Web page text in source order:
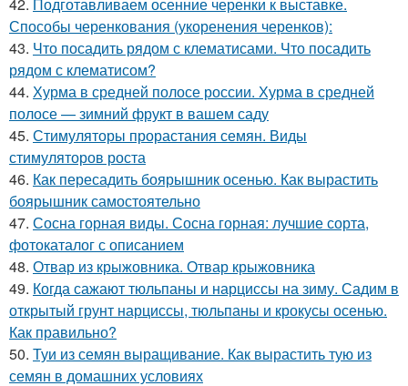
Способы черенкования (укоренения черенков):
43. Что посадить рядом с клематисами. Что посадить
рядом с клематисом?
44. Хурма в средней полосе россии. Хурма в средней
полосе — зимний фрукт в вашем саду
45. Стимуляторы прорастания семян. Виды
стимуляторов роста
46. Как пересадить боярышник осенью. Как вырастить
боярышник самостоятельно
47. Сосна горная виды. Сосна горная: лучшие сорта,
фотокаталог с описанием
48. Отвар из крыжовника. Отвар крыжовника
49. Когда сажают тюльпаны и нарциссы на зиму. Садим в
открытый грунт нарциссы, тюльпаны и крокусы осенью.
Как правильно?
50. Туи из семян выращивание. Как вырастить тую из
семян в домашних условиях